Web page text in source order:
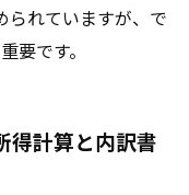
られていますが、で
要です。
得計算と内訳書